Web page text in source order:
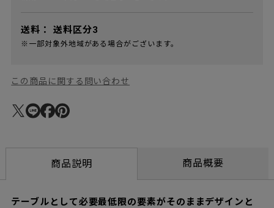
送料： 送料区分3
※一部対象外地域がある場合がございます。
この商品に関する問い合わせ
商品説明 商品概要
テーブルとして必要最低限の要素がそのままデザインと